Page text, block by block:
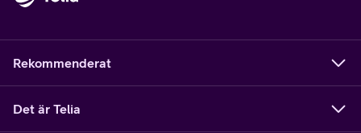
Rekommenderat
Det är Telia